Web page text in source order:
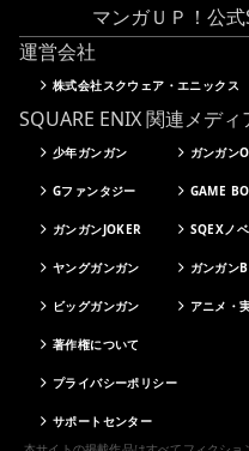
マンガＵＰ！公式
運営会社
株式会社スクウェア・エニックス
SQUARE ENIX 関連メディ
少年ガンガン
Gファンタジー
ガンガンJOKER
ヤングガンガン
ビッグガンガン
ガンガン
GAME
SQEXノ
ガンガン
アニメ・
著作権について
プライバシーポリシー
サポートセンター